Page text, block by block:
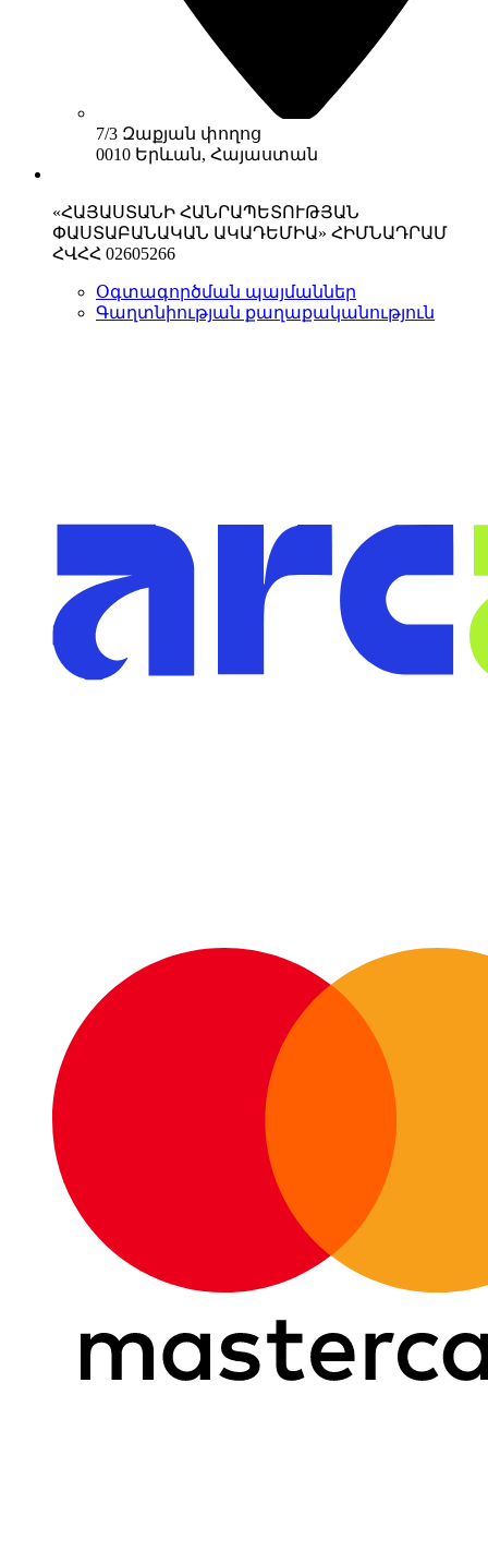
7/3 Զաքյան փողոց
0010 Երևան, Հայաստան
«ՀԱՅԱՍՏԱՆԻ ՀԱՆՐԱՊԵՏՈՒԹՅԱՆ
ՓԱՍՏԱԲԱՆԱԿԱՆ ԱԿԱԴԵՄԻԱ» ՀԻՄՆԱԴՐԱՄ
ՀՎՀՀ 02605266
Օգտագործման պայմաններ
Գաղտնիության քաղաքականություն